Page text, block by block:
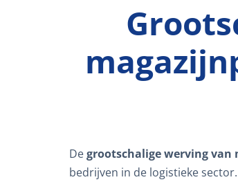
Degrootschalige werving van
bedrijven in de logistieke